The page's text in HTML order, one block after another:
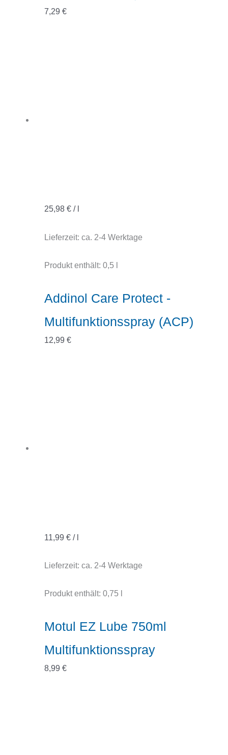
7,29 €
25,98 €/
Lieferzeit: ca. 2-4 Werktage
Produkt enthält: 0,5
Addinol Care Protect -
Multifunktionsspray (ACP)
12,99 €
11,99 €/
Lieferzeit: ca. 2-4 Werktage
Produkt enthält: 0,75
Motul EZ Lube 750ml
Multifunktionsspray
8,99 €